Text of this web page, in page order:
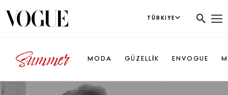
TÜRKIYE
MODA GÜZELLİK ENVOGUE